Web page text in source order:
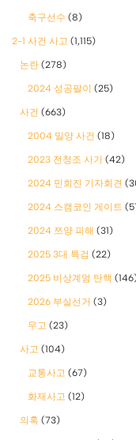
축구선수 (8)
2-1 사건 사고 (1,115)
논란 (278)
2024 성공팔이 (25)
사건 (663)
2004 밀양 사건 (18)
2023 전청조 사기 (42)
2024 민희진 기자회견
2024 스캠코인 게이트
2024 쯔양 피해 (31)
2025 3대 특검 (22)
2025 비상계엄 탄핵
2026 부실선거 (3)
무고 (23)
사고 (104)
교통사고 (67)
화재사고 (12)
의혹 (73)